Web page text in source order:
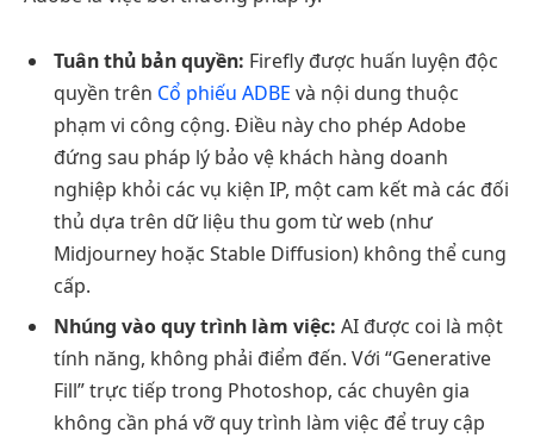
Tuân thủ bản quyền: Firefly được huấn luyện độc
quyền trên Cổ phiếu ADBE và nội dung thuộc
phạm vi công cộng. Điều này cho phép Adobe
đứng sau pháp lý bảo vệ khách hàng doanh
nghiệp khỏi các vụ kiện IP, một cam kết mà các đối
thủ dựa trên dữ liệu thu gom từ web (như
Midjourney hoặc Stable Diffusion) không thể cung
cấp.
Nhúng vào quy trình làm việc: AI được coi là một
tính năng, không phải điểm đến. Với “Generative
Fill” trực tiếp trong Photoshop, các chuyên gia
không cần phá vỡ quy trình làm việc để truy cập